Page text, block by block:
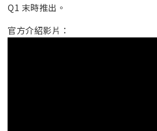
Q1 末時推出。
官方介紹影片：